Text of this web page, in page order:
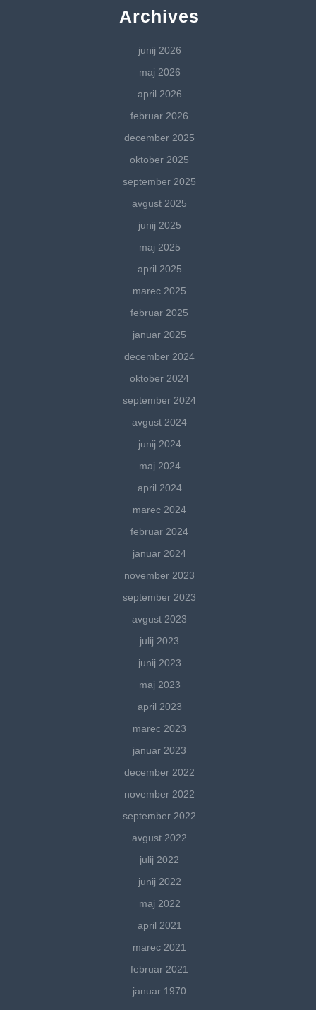
Archives
junij 2026
maj 2026
april 2026
februar 2026
december 2025
oktober 2025
september 2025
avgust 2025
junij 2025
maj 2025
april 2025
marec 2025
februar 2025
januar 2025
december 2024
oktober 2024
september 2024
avgust 2024
junij 2024
maj 2024
april 2024
marec 2024
februar 2024
januar 2024
november 2023
september 2023
avgust 2023
julij 2023
junij 2023
maj 2023
april 2023
marec 2023
januar 2023
december 2022
november 2022
september 2022
avgust 2022
julij 2022
junij 2022
maj 2022
april 2021
marec 2021
februar 2021
januar 1970